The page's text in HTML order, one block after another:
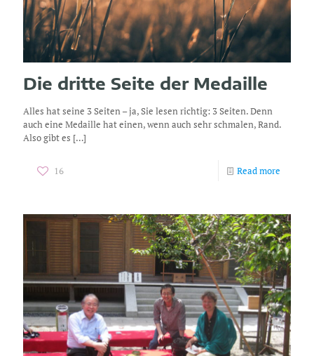
Die dritte Seite der Medaille
Alles hat seine 3 Seiten – ja, Sie lesen richtig: 3 Seiten. Denn
auch eine Medaille hat einen, wenn auch sehr schmalen, Rand.
Also gibt es […]
16 Read more